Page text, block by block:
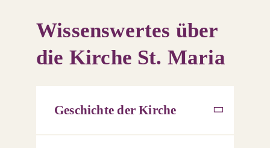
Wissenswertes über
die Kirche St. Maria
Geschichte der Kirche